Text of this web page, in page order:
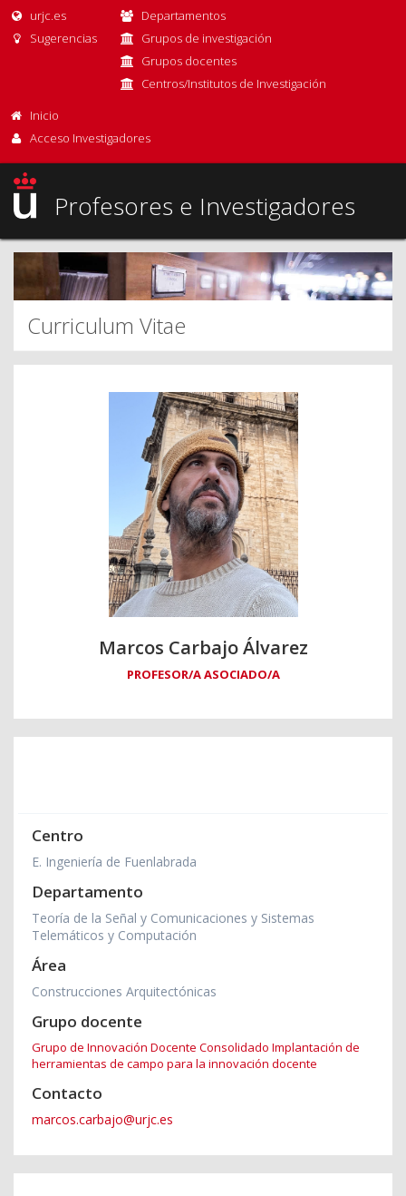
urjc.es
Sugerencias
Departamentos
Grupos de investigación
Grupos docentes
Centros/Institutos de Investigación
Inicio
Acceso Investigadores
Profesores e Investigadores
Curriculum Vitae
Marcos Carbajo Álvarez
PROFESOR/A ASOCIADO/A
Centro
E. Ingeniería de Fuenlabrada
Departamento
Teoría de la Señal y Comunicaciones y Sistemas
Telemáticos y Computación
Área
Construcciones Arquitectónicas
Grupo docente
Grupo de Innovación Docente Consolidado Implantación de
herramientas de campo para la innovación docente
Contacto
marcos.carbajo@urjc.es